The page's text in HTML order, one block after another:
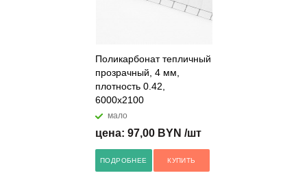
Поликарбонат тепличный
прозрачный, 4 мм,
плотность 0.42,
6000x2100
мало
цена: 97,00 BYN /шт
ПОДРОБНЕЕ КУПИТЬ